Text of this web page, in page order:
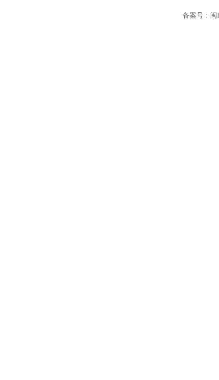
备案号： 闽